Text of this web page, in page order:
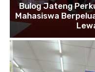
Bulog Jateng
Mahasiswa